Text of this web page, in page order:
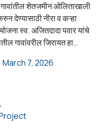
शेतजमीन ओलिताखाली
देण्यासाठी नीरा व कऱ्हा
स्व. अजितदादा पवार यांचे
गावांवरील जिरायत हा…
March 7, 2026